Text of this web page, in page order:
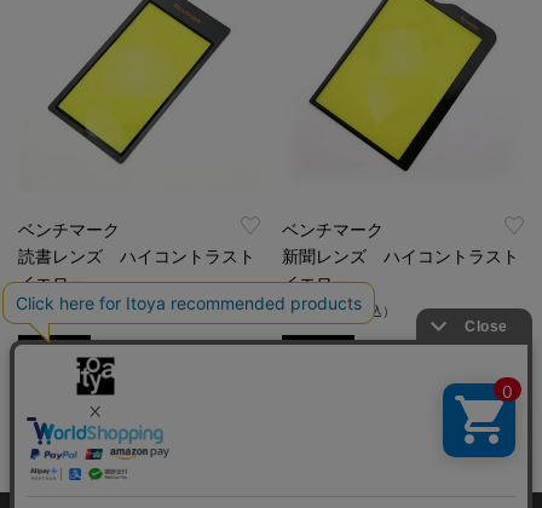
ベンチマーク
読書レンズ ハイコントラスト
イエロー
￥660（税込）
特集
ベンチマーク
新聞レンズ ハイコントラスト
イエロー
￥1,540（税込）
特集